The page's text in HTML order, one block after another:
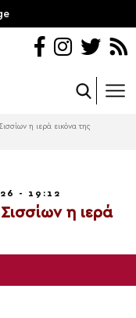
η ιερά εικόνα της
- 19:12
η ιερά